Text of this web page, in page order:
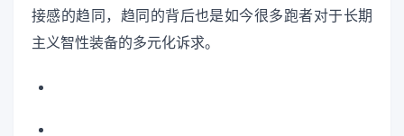
接感的趋同，趋同的背后也是如今很多跑者对于长期
主义智性装备的多元化诉求。